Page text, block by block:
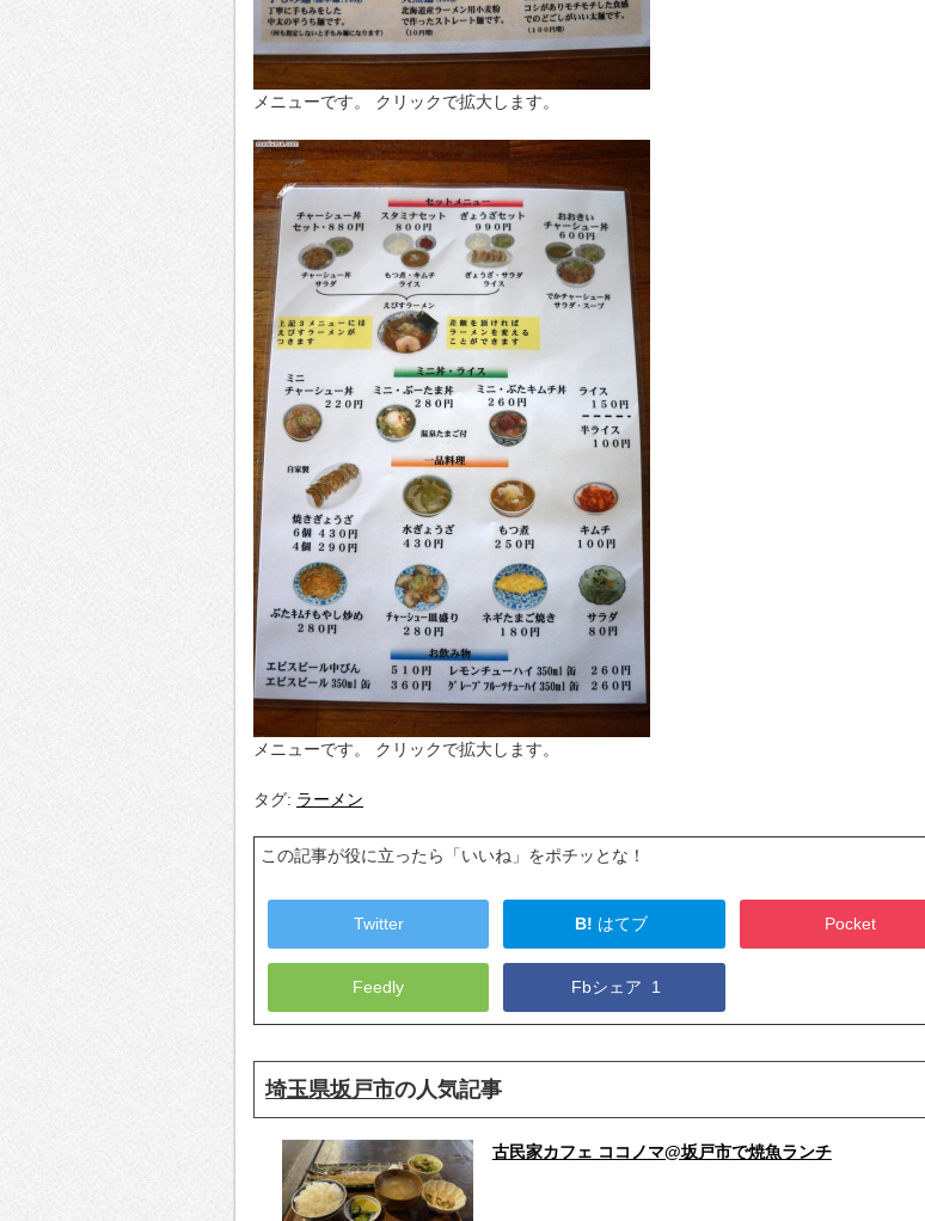
メニューです。 クリックで拡大します。
メニューです。 クリックで拡大します。
タグ: ラーメン
この記事が役に立ったら「いいね」をポチッとな！
Twitter B! はてブ Pocket
Feedly Fbシェア 1
埼玉県坂戸市の人気記事
古民家カフェ ココノマ@坂戸市で焼魚ランチ